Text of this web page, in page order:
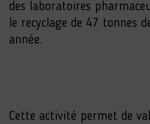
des laboratoires
le recyclage de 47 tonnes
année.
Cette activité permet de